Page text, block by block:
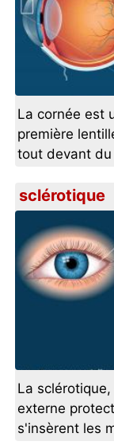
La cornée est
première
tout devant
sclérotique
La
externe
s'insèrent les